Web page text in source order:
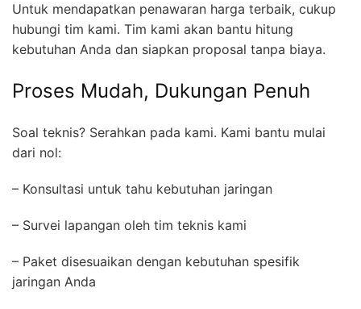
Untuk mendapatkan penawaran harga terbaik, cukup
hubungi tim kami. Tim kami akan bantu hitung
kebutuhan Anda dan siapkan proposal tanpa biaya.
Proses Mudah, Dukungan Penuh
Soal teknis? Serahkan pada kami. Kami bantu mulai
dari nol:
– Konsultasi untuk tahu kebutuhan jaringan
– Survei lapangan oleh tim teknis kami
– Paket disesuaikan dengan kebutuhan spesifik
jaringan Anda